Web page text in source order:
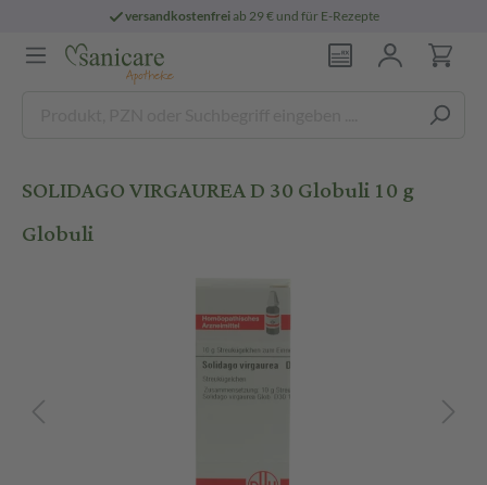
versandkostenfreiab 29 € und für E-Rezepte
SOLIDAGO VIRGAUREA D 30 Globuli 10 g
Globuli